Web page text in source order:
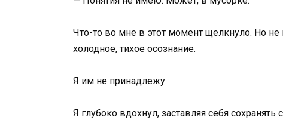
Что-то во мне в этот момент щелкнуло. Но
холодное, тихое осознание.
Я им не принадлежу.
Я глубоко вдохнул, заставляя себя сохранять